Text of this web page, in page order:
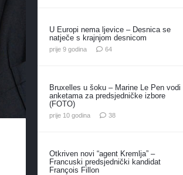
U Europi nema ljevice – Desnica se
natječe s krajnjom desnicom
prije 9 godina 64komentara
Bruxelles u šoku – Marine Le Pen vodi
anketama za predsjedničke izbore
(FOTO)
prije 10 godina 38komentara
Otkriven novi “agent Kremlja” –
Francuski predsjednički kandidat
François Fillon